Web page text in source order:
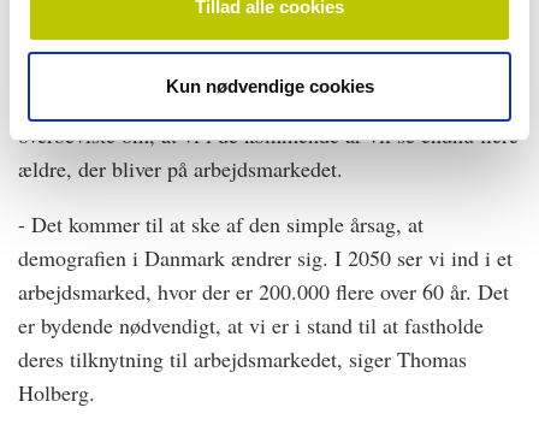
Tillad alle cookies
Kun nødvendige cookies
Fleksible vilkår
Både Thomas Holberg og Aske Juul Lassen er
overbeviste om, at vi i de kommende år vil se endnu flere
ældre, der bliver på arbejdsmarkedet.
- Det kommer til at ske af den simple årsag, at
demografien i Danmark ændrer sig. I 2050 ser vi ind i et
arbejdsmarked, hvor der er 200.000 flere over 60 år. Det
er bydende nødvendigt, at vi er i stand til at fastholde
deres tilknytning til arbejdsmarkedet, siger Thomas
Holberg.